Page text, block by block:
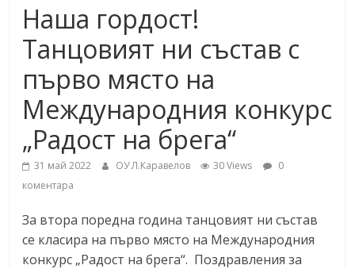
Наша гордост!
Танцовият ни състав с
първо място на
Международния конкурс
„Радост на брега“
31 май 2022 ОУ Л.Каравелов 30 Views
0
коментара
За втора поредна година танцовият ни състав
се класира на първо място на Международния
конкурс „Радост на брега“. Поздравления за